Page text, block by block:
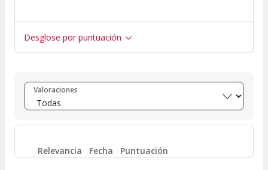
Desglose por puntuación
Entre 8 y 10 (29)
Entre 6 y 8 (2)
Entre 4 y 6 1
Valoraciones
Relevancia Fecha Puntuación